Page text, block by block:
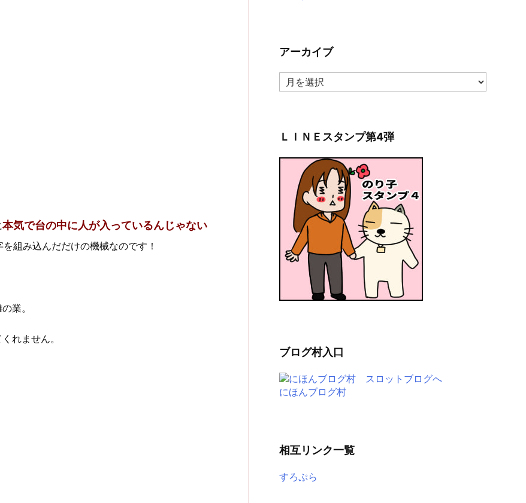
本気で台の中に人が入っているんじゃない
組み込んだだけの機械なのです！
業。
れません。
アーカイブ
ア
ー
ブＬＩＮＥスタンプ第4弾
ブログ村入口
にほんブログ村
相互リンク一覧
すろぷら